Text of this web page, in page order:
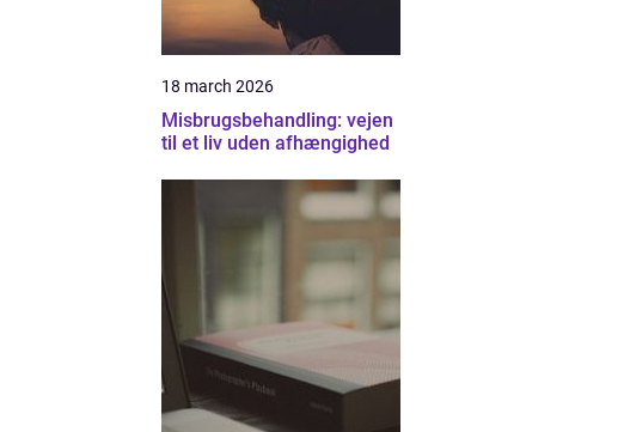
18 march 2026
Misbrugsbehandling: vejen
til et liv uden afhængighed